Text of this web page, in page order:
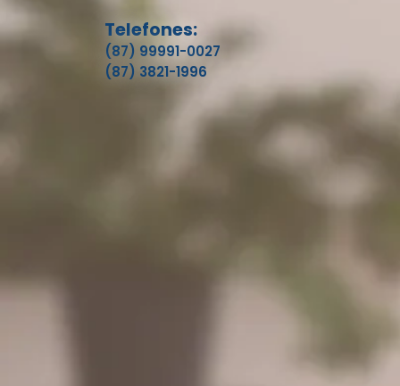
Telefones:
(87) 99991-0027
(87) 3821-1996